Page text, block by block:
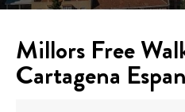
Millors Free
Cartagena